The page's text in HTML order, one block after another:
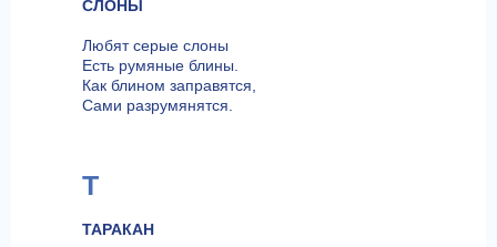
СЛОНЫ
Любят серые слоны
Есть румяные блины.
Как блином заправятся,
Сами разрумянятся.
Т
ТАРАКАН